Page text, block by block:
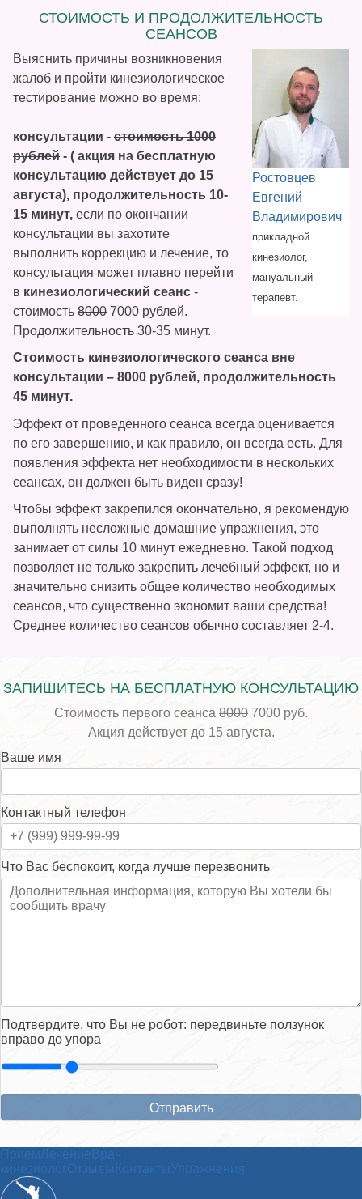
СТОИМОСТЬ И ПРОДОЛЖИТЕЛЬНОСТЬ
СЕАНСОВ
Ростовцев
Евгений
Владимирович
прикладной
кинезиолог,
мануальный
терапевт.
Выяснить причины возникновения
жалоб и пройти кинезиологическое
тестирование можно во время:
консультации - стоимость 1000
рублей - ( акция на бесплатную
консультацию действует до 15
августа), продолжительность 10-
15 минут, если по окончании
консультации вы захотите
выполнить коррекцию и лечение, то
консультация может плавно перейти
в кинезиологический сеанс -
стоимость 8000 7000 рублей.
Продолжительность 30-35 минут.
Стоимость кинезиологического сеанса вне
консультации – 8000 рублей, продолжительность
45 минут.
Эффект от проведенного сеанса всегда оценивается
по его завершению, и как правило, он всегда есть. Для
появления эффекта нет необходимости в нескольких
сеансах, он должен быть виден сразу!
Чтобы эффект закрепился окончательно, я рекомендую
выполнять несложные домашние упражнения, это
занимает от силы 10 минут ежедневно. Такой подход
позволяет не только закрепить лечебный эффект, но и
значительно снизить общее количество необходимых
сеансов, что существенно экономит ваши средства!
Среднее количество сеансов обычно составляет 2-4.
ЗАПИШИТЕСЬ НА БЕСПЛАТНУЮ КОНСУЛЬТАЦИЮ
Стоимость первого сеанса 8000 7000 руб.
Акция действует до 15 августа.
Ваше имя
Контактный телефон
Что Вас беспокоит, когда лучше перезвонить
Подтвердите, что Вы не робот: передвиньте ползунок
вправо до упора
Приём Лечение Врач
кинезиологОтзывы КонтактыУпражнения